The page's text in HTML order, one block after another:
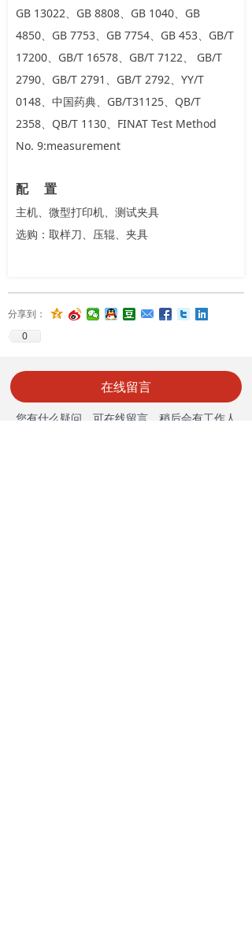
分享到：
0
GB 13022、GB 8808、GB 1040、GB
4850、GB 7753、GB 7754、GB 453、GB/T
17200、GB/T 16578、GB/T 7122、 GB/T
2790、GB/T 2791、GB/T 2792、YY/T
0148、中国药典、GB/T31125、QB/T
2358、QB/T 1130、FINAT Test Method
No. 9:measurement
配 置
主机、微型打印机、测试夹具
选购：取样刀、压辊、夹具
在线留言
您有什么疑问，可在线留言，稍后会有工作人